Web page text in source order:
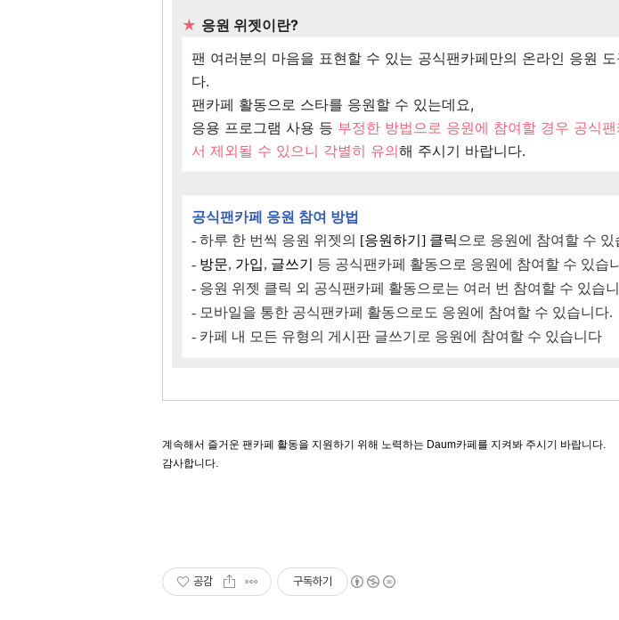
★ 응원 위젯이란?
팬 여러분의 마음을 표현할 수 있는 공식팬카페만의 온라인 응원 도
다.
팬카페 활동으로 스타를 응원할 수 있는데요,
응용 프로그램 사용 등 부정한 방법으로 응원에 참여할 경우 공식팬
서 제외될 수 있으니 각별히 유의해 주시기 바랍니다.
공식팬카페 응원 참여 방법
- 하루 한 번씩 응원 위젯의 [응원하기] 클릭 으로 응원에 참여할 수 있
- 방문, 가입, 글쓰기
등 공식팬카페 활동으로 응원에 참여할 수 있습
- 응원 위젯 클릭 외 공식팬카페 활동으로는 여러 번 참여할 수 있습
- 모바일을 통한 공식팬카페 활동으로도 응원에 참여할 수 있습니다.
- 카페 내 모든 유형의 게시판 글쓰기로 응원에 참여할 수 있습니다
계속해서 즐거운 팬카페 활동을 지원하기 위해 노력하는 Daum카페를 지켜봐 주시기 바랍니다.
감사합니다.
공감 구독하기